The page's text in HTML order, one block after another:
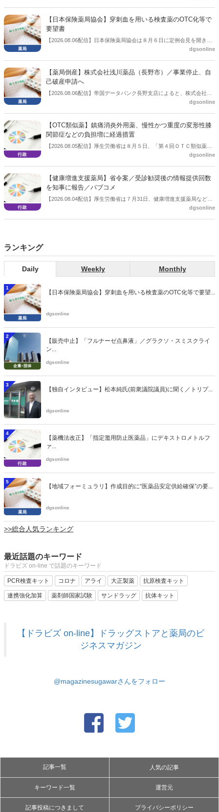
3.3％へ大きく低下した。
【日本保険薬局協会】穿刺血を用いる検査薬のOTC化等で
要望書
【2026.08.06配信】日本保険薬局協会は８月６日に定例会見を開き、
「穿刺血を用いる検査薬のOTC化等に関する要望書」を厚生労働省 医
dgsonline
【薬局倒産】株式会社浅川薬品（長野市）／事業停止、自
己破産申請へ
【2026.08.06配信】帝国データバンク長野支店によると、株式会社浅
川薬品（長野市）は7月31日に事業を停止し、自己破産申請の準備に
dgsonline
【OTC類似薬】鎮痛消炎外用薬、慢性かつ重度の変形性膝
関節症などの負担増に経過措置
【2026.08.05配信】厚生労働省は８月５日、「第４回ＯＴＣ類似薬の
保険給付の見直しの実施に向けた技術的検討会」を開催。「中間とり
会等に報告し、令和８年秋頃を目途に結論を得る予定。
dgsonline
【健康増進支援薬局】省令案／受診勧奨後の情報提供回数
を知事に報告／パブコメ
【2026.08.04配信】厚生労働省は７月31日、健康増進支援薬局などに
関する省令案を示し、パブコメを開始した。受診勧奨を行った後に、
dgsonline
ランキング
Daily Weekly Monthly
1
【日本保険薬局協会】穿刺血を用いる検査薬のOTC化等で要望...
dgsonline
2
【販売中止】「フルナーゼ点鼻液」／グラクソ・スミスクライ
ン...
dgsonline
3
【独自インタビュー】松本純氏(前衆議院議員)に聞く／トリプ...
dgsonline
4
【薬機法改正】「指定濫用防止医薬品」にデキストロメトルフ
ァ...
dgsonline
5
【地域フォーミュラリ】作成目的に“医薬品安定供給確保”の要...
dgsonline
>>総合人気ランキング
最近話題のキーワード
ドラビズ on-line で話題のキーワード
PCR検査キット コロナ アライ 大正製薬 抗原検査キット
連携強化加算 薬剤師国家試験 サンドラッグ 抗体キット
【ドラビズ on-line】ドラッグストアと薬局のビ
ジネスマガジン
@magazinesugawarさんをフォロー
記事一覧 人気の記事
キーワード一覧 運営元
記事投稿につきまして プライバシーポリシー